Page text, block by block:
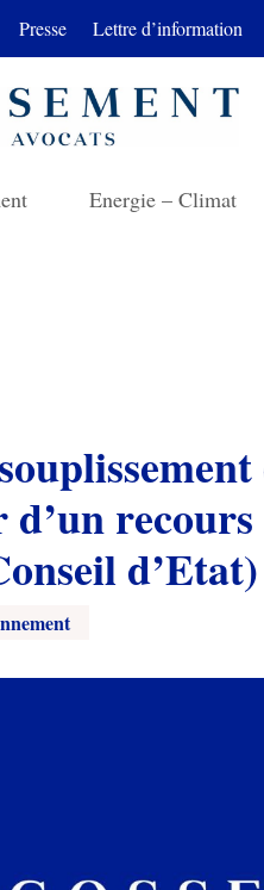
Presse Lettre d’information
Energie – Climat
d’un
d’Etat)